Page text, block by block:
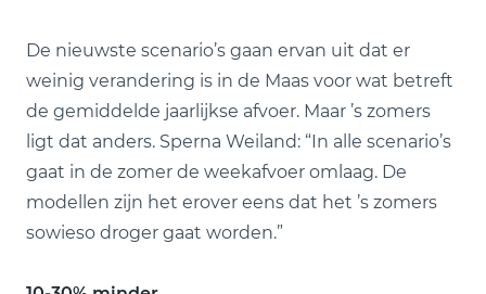
De nieuwste scenario’s gaan ervan uit dat er
weinig verandering is in de Maas voor wat betreft
de gemiddelde jaarlijkse afvoer. Maar ’s zomers
ligt dat anders. Sperna Weiland: “In alle scenario’s
gaat in de zomer de weekafvoer omlaag. De
modellen zijn het erover eens dat het ’s zomers
sowieso droger gaat worden.”